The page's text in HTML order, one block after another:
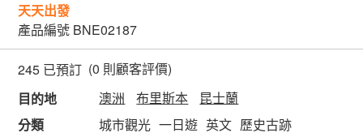
天天出發
產品編號 BNE02187
245 已預訂 (0 則顧客評價)
目的地
澳洲 布里斯本
昆士蘭
分類
城市觀光 一日遊 英文 歷史古跡